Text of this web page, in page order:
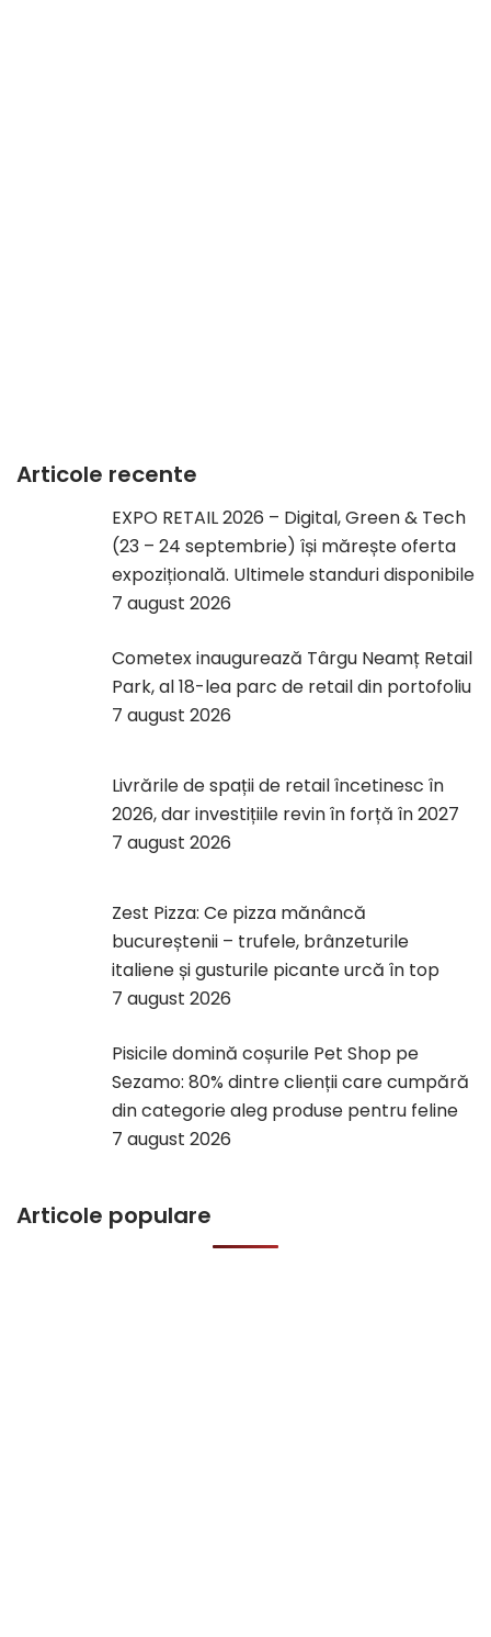
Articole recente
EXPO RETAIL 2026 – Digital, Green & Tech
(23 – 24 septembrie) își mărește oferta
expozițională. Ultimele standuri disponibile
7 august 2026
Cometex inaugurează Târgu Neamț Retail
Park, al 18-lea parc de retail din portofoliu
7 august 2026
Livrările de spații de retail încetinesc în
2026, dar investițiile revin în forță în 2027
7 august 2026
Zest Pizza: Ce pizza mănâncă
bucureștenii – trufele, brânzeturile
italiene și gusturile picante urcă în top
7 august 2026
Pisicile domină coșurile Pet Shop pe
Sezamo: 80% dintre clienții care cumpără
din categorie aleg produse pentru feline
7 august 2026
Articole populare